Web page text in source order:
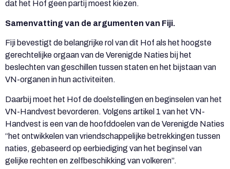
dat het Hof geen partij moest kiezen.
Samenvatting van de argumenten van Fiji.
Fiji bevestigt de belangrijke rol van dit Hof als het hoogste
gerechtelijke orgaan van de Verenigde Naties bij het
beslechten van geschillen tussen staten en het bijstaan van
VN-organen in hun activiteiten.
Daarbij moet het Hof de doelstellingen en beginselen van het
VN-Handvest bevorderen. Volgens artikel 1 van het VN-
Handvest is een van de hoofddoelen van de Verenigde Naties
“het ontwikkelen van vriendschappelijke betrekkingen tussen
naties, gebaseerd op eerbiediging van het beginsel van
gelijke rechten en zelfbeschikking van volkeren”.